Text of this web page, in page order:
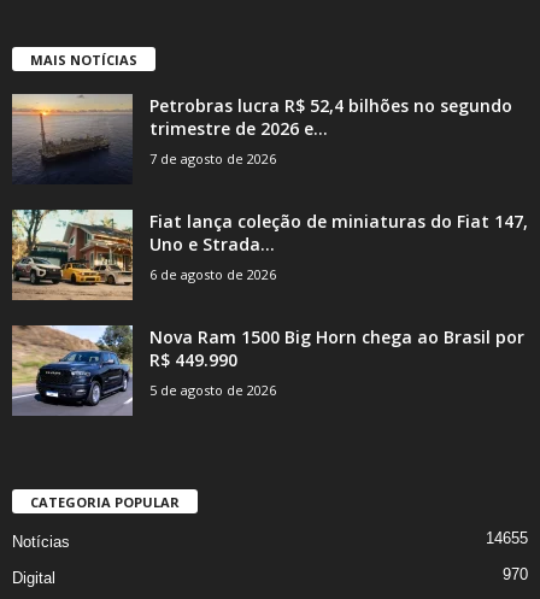
MAIS NOTÍCIAS
Petrobras lucra R$ 52,4 bilhões no segundo
trimestre de 2026 e...
7 de agosto de 2026
Fiat lança coleção de miniaturas do Fiat 147,
Uno e Strada...
6 de agosto de 2026
Nova Ram 1500 Big Horn chega ao Brasil por
R$ 449.990
5 de agosto de 2026
CATEGORIA POPULAR
Notícias 14655
Digital 970